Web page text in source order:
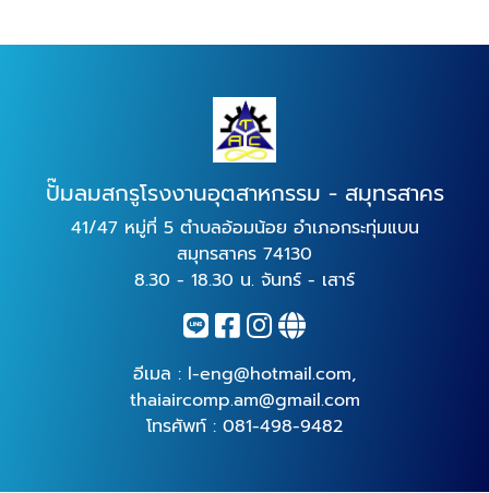
ปั๊มลมสกรูโรงงานอุตสาหกรรม - สมุทรสาคร
41/47 หมู่ที่ 5 ตำบลอ้อมน้อย อำเภอกระทุ่มแบน
สมุทรสาคร 74130
8.30 - 18.30 น. จันทร์ - เสาร์
อีเมล : l-eng@hotmail.com,
thaiaircomp.am@gmail.com
โทรศัพท์ : 081-498-9482